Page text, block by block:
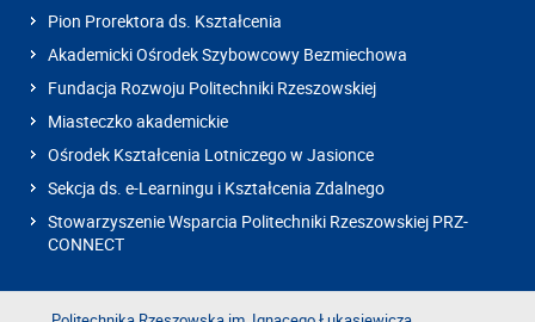
Pion Prorektora ds. Kształcenia
Akademicki Ośrodek Szybowcowy Bezmiechowa
Fundacja Rozwoju Politechniki Rzeszowskiej
Miasteczko akademickie
Ośrodek Kształcenia Lotniczego w Jasionce
Sekcja ds. e-Learningu i Kształcenia Zdalnego
Stowarzyszenie Wsparcia Politechniki Rzeszowskiej PRZ-
CONNECT